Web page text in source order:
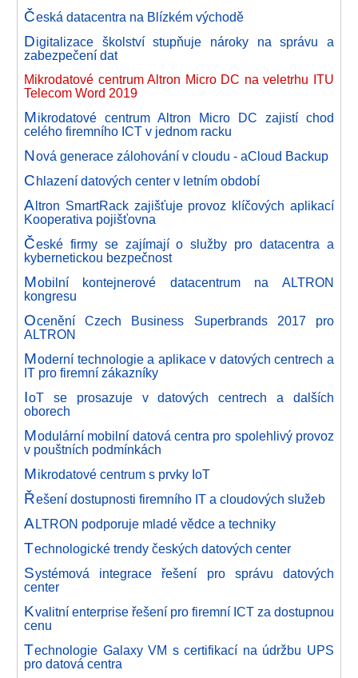
Česká datacentra na Blízkém východě
Digitalizace školství stupňuje nároky na správu a
zabezpečení dat
Mikrodatové centrum Altron Micro DC na veletrhu ITU
Telecom Word 2019
Mikrodatové centrum Altron Micro DC zajistí chod
celého firemního ICT v jednom racku
Nová generace zálohování v cloudu - aCloud Backup
Chlazení datových center v letním období
Altron SmartRack zajišťuje provoz klíčových aplikací
Kooperativa pojišťovna
České firmy se zajímají o služby pro datacentra a
kybernetickou bezpečnost
Mobilní kontejnerové datacentrum na ALTRON
kongresu
Ocenění Czech Business Superbrands 2017 pro
ALTRON
Moderní technologie a aplikace v datových centrech a
IT pro firemní zákazníky
IoT se prosazuje v datových centrech a dalších
oborech
Modulární mobilní datová centra pro spolehlivý provoz
v pouštních podmínkách
Mikrodatové centrum s prvky IoT
Řešení dostupnosti firemního IT a cloudových služeb
ALTRON podporuje mladé vědce a techniky
Technologické trendy českých datových center
Systémová integrace řešení pro správu datových
center
Kvalitní enterprise řešení pro firemní ICT za dostupnou
cenu
Technologie Galaxy VM s certifikací na údržbu UPS
pro datová centra